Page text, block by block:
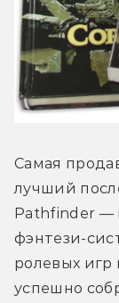
Самая
лучший
Pathfinder —
фэнтези-
ролевых игр
успешно